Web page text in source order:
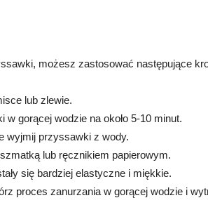
możesz zastosować następujące
lub zlewie.
gorącej wodzie na około 5-10 minut.
wyjmij przyssawki z wody.
lub ręcznikiem papierowym.
się bardziej elastyczne i miękkie.
proces zanurzania w gorącej wodzie i